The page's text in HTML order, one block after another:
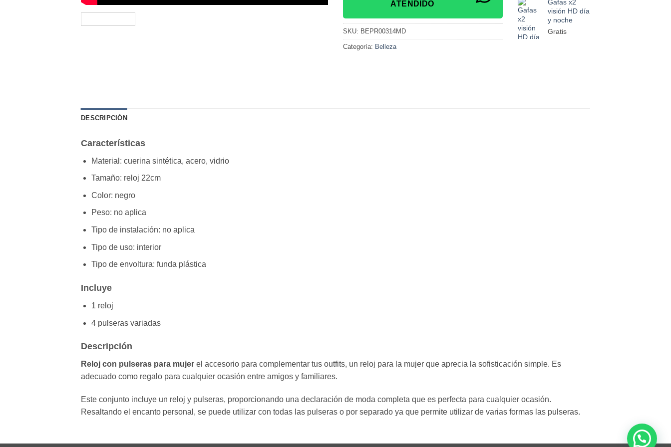
ATENDIDO
SKU: BEPR00314MD
Categoría: Belleza
Gafas x2
visión HD día
y noche
Gratis
DESCRIPCIÓN
Características
Material: cuerina sintética, acero, vidrio
Tamaño: reloj 22cm
Color: negro
Peso: no aplica
Tipo de instalación: no aplica
Tipo de uso: interior
Tipo de envoltura: funda plástica
Incluye
1 reloj
4 pulseras variadas
Descripción
Reloj con pulseras para mujer el accesorio para complementar tus outfits, un reloj para la mujer que aprecia la sofisticación simple. Es
adecuado como regalo para cualquier ocasión entre amigos y familiares.
Este conjunto incluye un reloj y pulseras, proporcionando una declaración de moda completa que es perfecta para cualquier ocasión.
Resaltando el encanto personal, se puede utilizar con todas las pulseras o por separado ya que permite utilizar de varias formas las pulseras.